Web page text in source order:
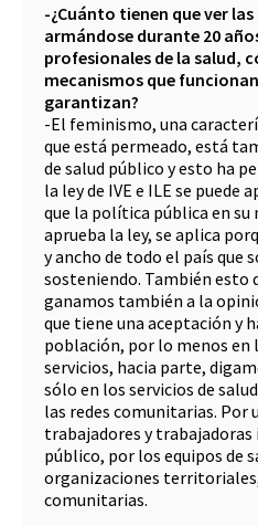
-¿Cuánto tienen que ver
armándose durante 20
profesionales de la salud,
mecanismos que
garantizan?
-El feminismo, una
que está permeado, está
de salud público y esto ha
la ley de IVE e ILE se puede
que la política pública en su
aprueba la ley, se aplica
y ancho de todo el país que
sosteniendo. También esto
ganamos también a la
que tiene una aceptación y
población, por lo menos en
servicios, hacia parte,
sólo en los servicios de
las redes comunitarias. Por
trabajadores y
público, por los equipos de
organizaciones
comunitarias.